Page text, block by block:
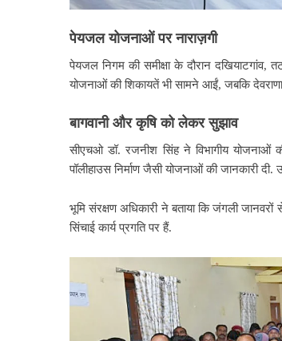
पेयजल योजनाओं पर नाराज़गी
पेयजल निगम की समीक्षा के दौरान
योजनाओं की शिकायतें भी सामने आईं, जबकि
बागवानी और कृषि को लेकर सुझाव
सीएचओ डॉ. रजनीश सिंह ने विभागीय योजनाओं
पॉलीहाउस निर्माण जैसी योजनाओं की जानकारी दी.
भूमि संरक्षण अधिकारी ने बताया कि जंगली
सिंचाई कार्य प्रगति पर हैं.